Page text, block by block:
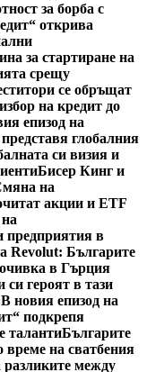
за борба с
открива
за стартиране на
срещу
се обръщат
на кредит до
епизод на
глобалния
си визия и
Бисер Кинг и
на
акции и ETF
предприятия в
Revolut: Българите
в Гърция
героят в тази
В новия епизод на
подкрепя
талантиБългарите
време на сватбения
разликите между